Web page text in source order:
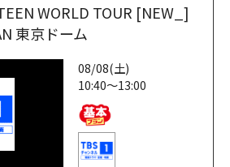
WORLD TOUR [NEW_]
東京ドーム
08/08(土)
10:40～13:00